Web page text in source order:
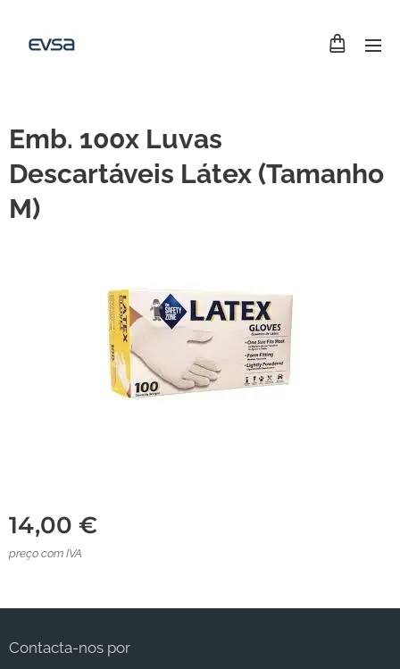
Emb. 100x Luvas
Descartáveis Látex (Tamanho
M)
14,00 €
preço com IVA
Contacta-nos por